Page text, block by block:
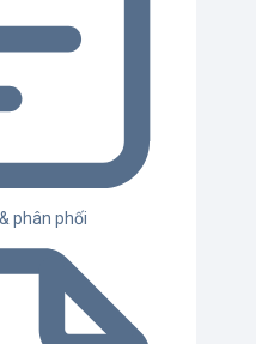
phân phối